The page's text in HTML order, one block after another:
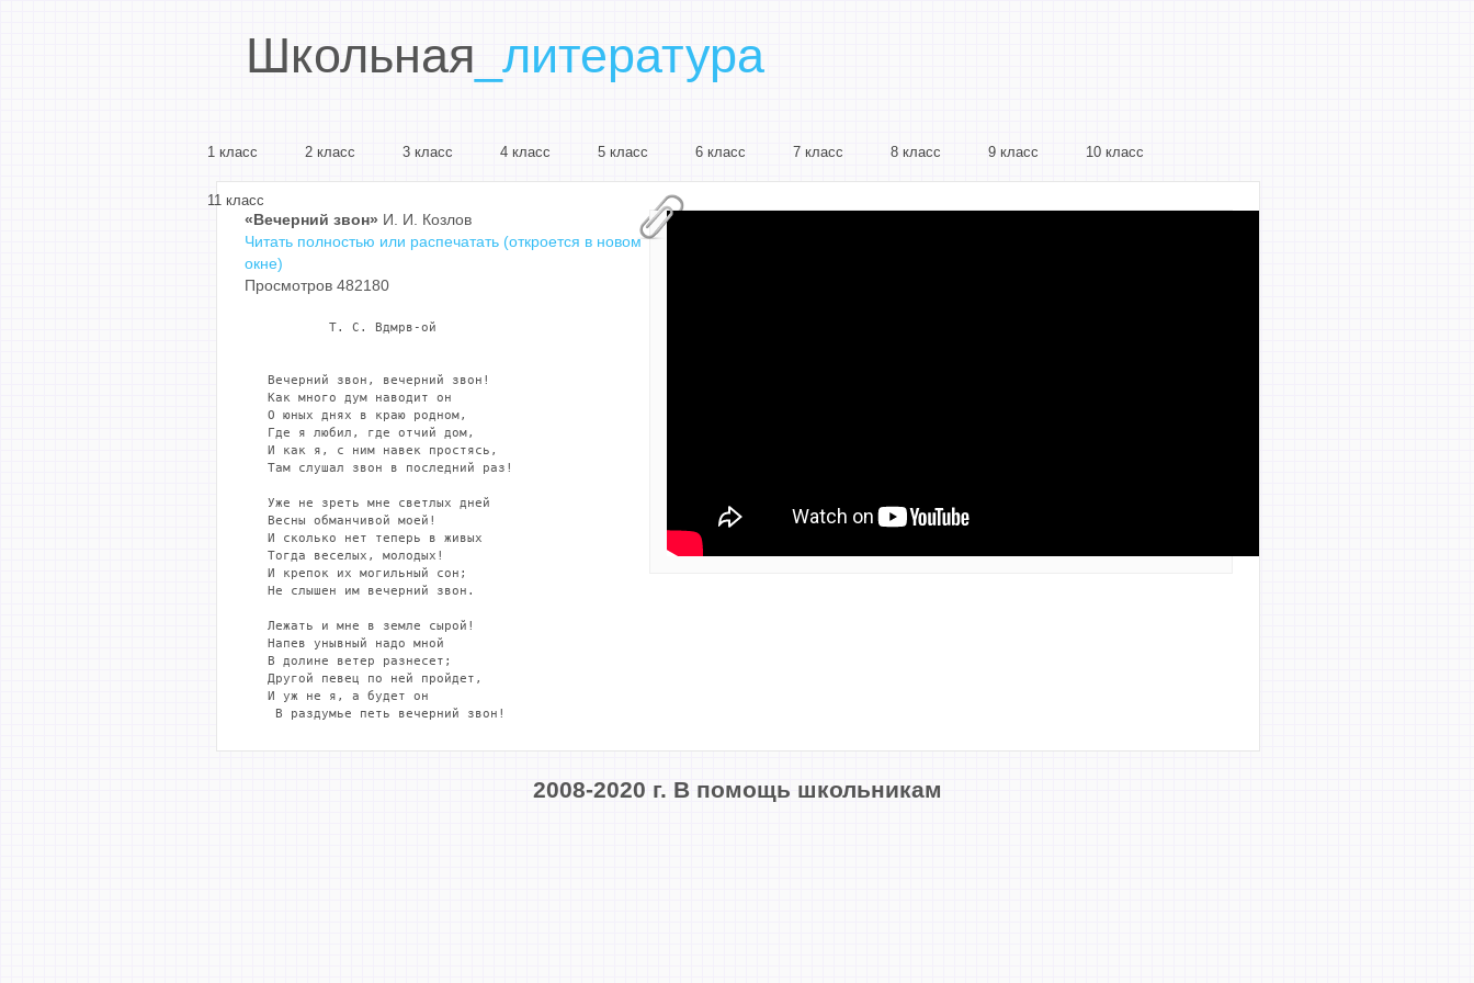
Школьная _литература
1 класс 2 класс 3 класс 4 класс 5 класс 6 класс 7 класс 8 класс 9 класс 10 класс
11 класс
«Вечерний звон» И. И. Козлов
Читать полностью или распечатать (откроется в новом
окне)
Просмотров 482180
           Т. С. Вдмрв-ой
   Вечерний звон, вечерний звон!
   Как много дум наводит он
   О юных днях в краю родном,
   Где я любил, где отчий дом,
   И как я, с ним навек простясь,
   Там слушал звон в последний раз!
   Уже не зреть мне светлых дней
   Весны обманчивой моей!
   И сколько нет теперь в живых
   Тогда веселых, молодых!
   И крепок их могильный сон;
   Не слышен им вечерний звон.
   Лежать и мне в земле сырой!
   Напев унывный надо мной
   В долине ветер разнесет;
   Другой певец по ней пройдет,
   И уж не я, а будет он
    В раздумье петь вечерний звон!
2008-2020 г. В помощь школьникам